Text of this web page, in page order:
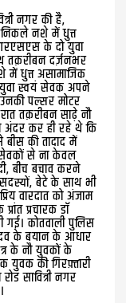
नगर की है,
नशे में धुत्त
के दो युवा
तक़रीबन दर्ज़नभर
में धुत्त असामाजिक
युवा स्वयं सेवक अपने
उनकी पल्सर मोटर
तक़रीबन साढ़े नौ
अंदर कर ही रहे थे कि
बीस की तादाद में
सेवकों से ना केवल
बीच बचाव करने
बेटे के साथ भी
वारदात को अंजाम
प्रचारक डॉ
कोतवाली पुलिस
के बयान के आधार
के नौ युवकों के
युवक की गिरफ़्तारी
सावित्री नगर